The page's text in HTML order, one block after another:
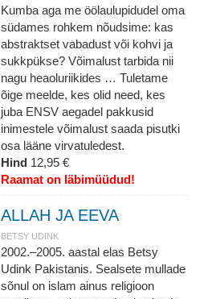
Kumba aga me öölaulupidudel oma
südames rohkem nõudsime: kas
abstraktset vabadust või kohvi ja
sukkpükse? Võimalust tarbida nii
nagu heaoluriikides … Tuletame
õige meelde, kes olid need, kes
juba ENSV aegadel pakkusid
inimestele võimalust saada pisutki
osa lääne virvatuledest.
Hind 12,95 €
Raamat on läbimüüdud!
ALLAH JA EEVA
BETSY UDINK
2002.–2005. aastal elas Betsy
Udink Pakistanis. Sealsete mullade
sõnul on islam ainus religioon